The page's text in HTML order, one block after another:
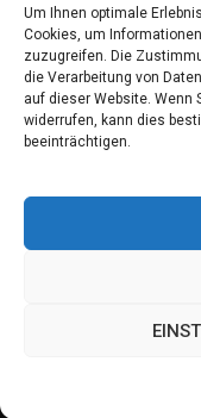
Um Ihnen optimale
Cookies, um
zuzugreifen. Die
die Verarbeitung von
auf dieser Website.
widerrufen, kann dies
beeinträchtigen.
sich